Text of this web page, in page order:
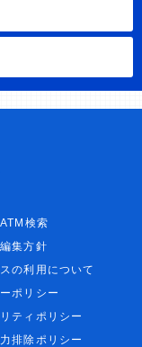
検索
集方針
の利用について
ポリシー
ティポリシー
排除ポリシー